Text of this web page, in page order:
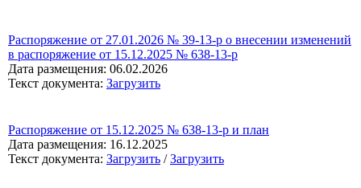
Распоряжение от 27.01.2026 № 39-13-р о внесении изменений
в распоряжение от 15.12.2025 № 638-13-р
Дата размещения: 06.02.2026
Текст документа: Загрузить
Распоряжение от 15.12.2025 № 638-13-р и план
Дата размещения: 16.12.2025
Текст документа: Загрузить /Загрузить